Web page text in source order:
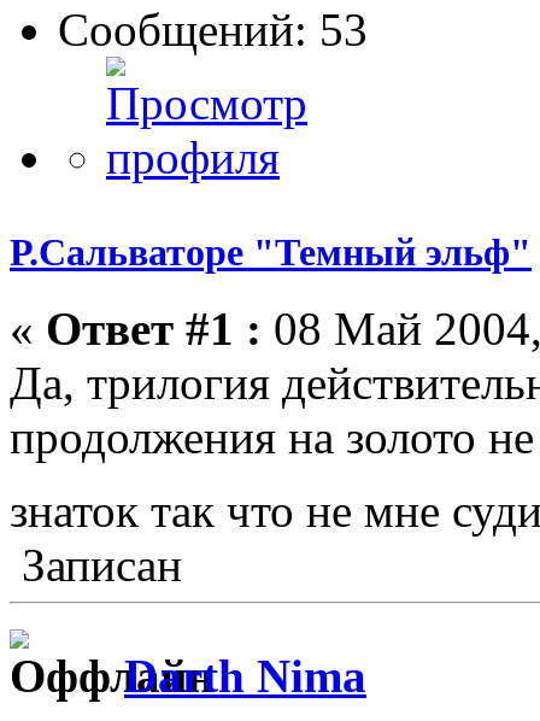
Сообщений: 53
Р.Сальваторе "Темный эльф"
« Ответ #1 : 08 Май
Да, трилогия
продолжения на золото
знаток так что не мне
Записан
Darth Nima